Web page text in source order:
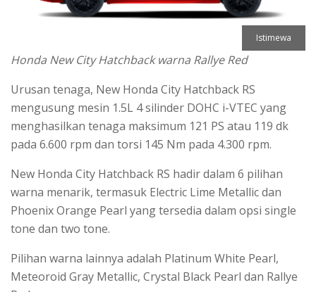
Istimewa
Honda New City Hatchback warna Rallye Red
Urusan tenaga, New Honda City Hatchback RS
mengusung mesin 1.5L 4 silinder DOHC i-VTEC yang
menghasilkan tenaga maksimum 121 PS atau 119 dk
pada 6.600 rpm dan torsi 145 Nm pada 4.300 rpm.
New Honda City Hatchback RS hadir dalam 6 pilihan
warna menarik, termasuk Electric Lime Metallic dan
Phoenix Orange Pearl yang tersedia dalam opsi single
tone dan two tone.
Pilihan warna lainnya adalah Platinum White Pearl,
Meteoroid Gray Metallic, Crystal Black Pearl dan Rallye